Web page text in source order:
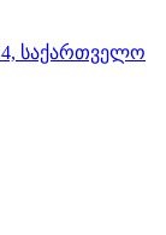
საქართველო